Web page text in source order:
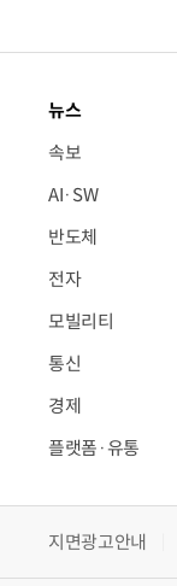
뉴스
속보
AI·SW
반도체
전자
모빌리티
통신
경제
플랫폼·유통
지면광고안내